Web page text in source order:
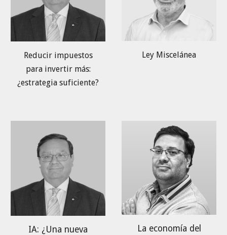
Reducir impuestos
para invertir más:
¿estrategia suficiente?
Ley Miscelánea
IA: ¿Una nueva
La economía del